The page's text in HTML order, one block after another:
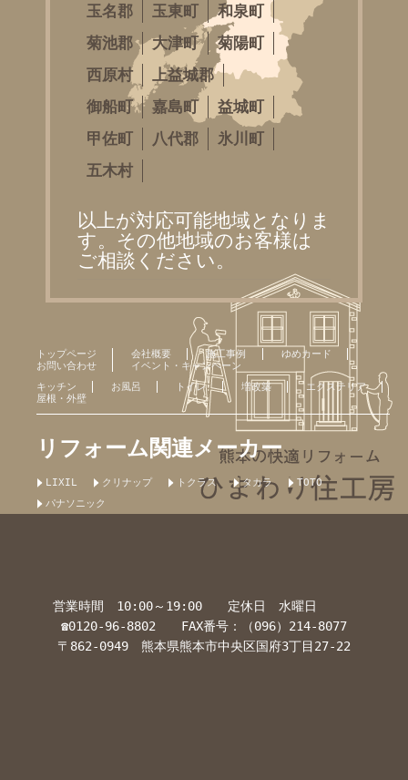
玉名郡
玉東町
和泉町
菊池郡
大津町
菊陽町
西原村
上益城郡
御船町
嘉島町
益城町
甲佐町
八代郡
氷川町
五木村
以上が対応可能地域となりま
す。その他地域のお客様は
ご相談ください。
トップページ 会社概要 施工事例
ゆめカード
お問い合わせ
イベント・キャンペーン
キッチン
お風呂 トイレ 増改築
エクステリア
屋根・外壁
リフォーム関連メーカー
LIXIL クリナップ トクラス タカラ
TOTO
パナソニック
営業時間 10:00～19:00 定休日 水曜日
☎0120-96-8802 FAX番号：（096）214-8077
〒862-0949 熊本県熊本市中央区国府3丁目27-22